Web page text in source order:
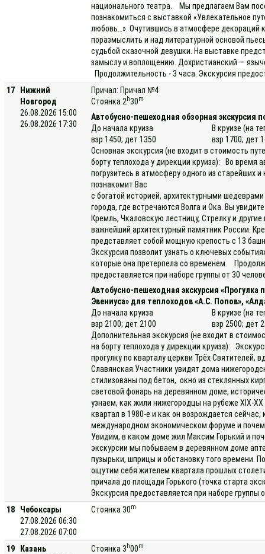
национального театра. Мы предлагаем Вам
познакомиться с выставкой «Увлекательное
любовь…». Очутившись в атмосфере декораций
поразмыслить и над литературной основой
судьбой сказочной девушки. На выставке
замыслу и воплощению. Дохристианский —
Продолжительность - 3 часа. Экскурсия
17
Нижний
Новгород
26.08.2026 15:00
26.08.2026 17:30
Причал: Причал №4
Стоянка 2 h30m
Автобусно-пешеходная обзорная экскурсия
До начала круиза
взр 1450; дет 1350
В круизе (на
взр 1700; дет
Основная экскурсия (не входит в стоимость
борту теплохода у дирекции круиза): Во время
погрузитесь в атмосферу одного из старейших
познакомит Вас
с богатой историей, архитектурными
города, где встречаются Волга и Ока. Вы
Кремль, Чкаловскую лестницу, Стрелку и
важнейший архитектурный памятник России.
представляет собой мощную крепость с 13
Экскурсия позволит узнать о ключевых
которые она претерпела со временем.
предоставляется при наборе группы от 30
Автобусно-пешеходная экскурсия
Эвениуса» для теплоходов «А.С. Попов»,
До начала круиза
взр 2100; дет 2100
В круизе (на
взр 2500; дет
Дополнительная экскурсия (не входит в
на борту теплохода у дирекции круиза):
прогулку по кварталу церкви Трёх Святителей,
Славянская.Участники увидят дома
стилизованы под бетон, окно из стеклянных
световой фонарь на деревянном доме,
узнаем, как жили нижегородцы на рубеже XIX-
квартал в 1980-е и как он возрождается
международном экономическом форуме и
Увидим, в каком доме жил Максим Горький и
экскурсии мы побываем в деревянном доме
пузырьки, шприцы и обстановку того времени.
ощутим себя жителем квартала прошлых
причала до площади Горького (точка старта
Экскурсия предоставляется при наборе группы
18
Чебоксары
27.08.2026 06:30
27.08.2026 07:00
Стоянка 30m
19
Казань
Стоянка 3 h00m